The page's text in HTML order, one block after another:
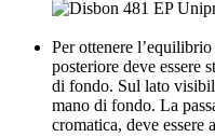
Per ottenere
posteriore deve essere
di fondo. Sul lato
mano di fondo. La
cromatica, deve essere